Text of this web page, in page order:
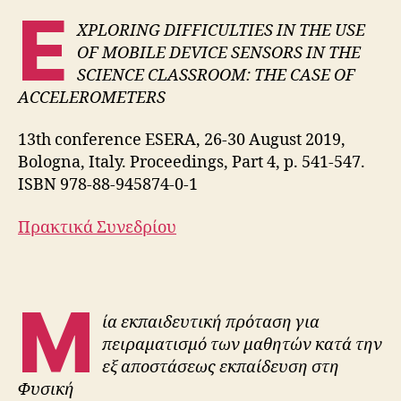
E
XPLORING DIFFICULTIES IN THE USE
OF MOBILE DEVICE SENSORS IN THE
SCIENCE CLASSROOM: THE CASE OF
ACCELEROMETERS
13th conference ESERA, 26-30 August 2019,
Bologna, Italy. Proceedings, Part 4, p. 541-547.
ISBN 978-88-945874-0-1
Πρακτικά Συνεδρίου
Μ
ία εκπαιδευτική πρόταση για
πειραματισμό των μαθητών κατά την
εξ αποστάσεως εκπαίδευση στη
Φυσική